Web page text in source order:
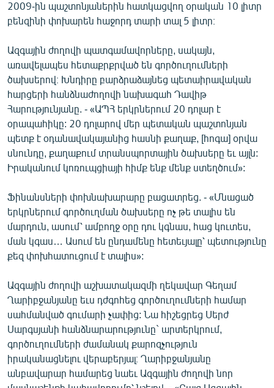
«Ազատության» բոլոր կայքերը
2009-ին պաշտոնյաներին հատկացվող օրական 10 լիտր
բենզինի փոխարեն հաջորդ տարի տալ 5 լիտր։
Ազգային ժողովի պատգամավորները, սակայն,
առավելապես հետաքրքրված են գործուղումների
ծախսերով։ Խնդիրը բարձրաձայնեց պետաիրավական
հարցերի հանձնաժողովի նախագահ Դավիթ
Հարությունյանը. - «ԱՊՀ երկրներում 20 դոլար է
օրապահիկը: 20 դոլարով մեր պետական պաշտոնյան
պետք է օդանավակայանից հասնի քաղաք, [հոգա] օրվա
սնունդը, քաղաքում տրանսպորտային ծախսերը եւ այլն:
Իրականում կոռուպցիայի հիմք ենք մենք ստեղծում»:
Ֆինանսների փոխնախարարը բացատրեց. - «Մնացած
երկրներում գործուղման ծախսերը ոչ թե տալիս են
մարդուն, ասում՝ ամբողջ օրը դու կգնաս, հաց կուտես,
ման կգաս… Ասում են ընդամենը հետեւյալը՝ պետությունը
քեզ փոխհատուցում է տալիս»:
Ազգային ժողովի աշխատակազմի ղեկավար Գեղամ
Ղարիբջանյանը եւս դժգոհեց գործուղումների համար
սահմանված գումարի չափից: Նա հիշեցրեց Սերժ
Սարգսյանի հանձնարարությունը` արտերկրում,
գործուղումների ժամանակ քարոզչություն
իրականացնելու վերաբերյալ։ Ղարիբջանյանը
անբավարար համարեց նաեւ Ազգային ժողովի նոր